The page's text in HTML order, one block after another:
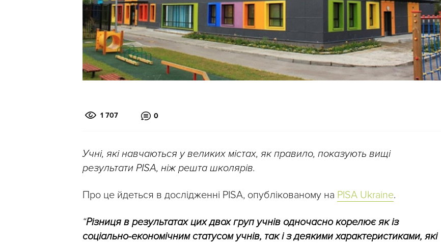
1 707 0
Учні, які навчаються у великих містах, як правило, показують вищі
результати PISA, ніж решта школярів.
Про це йдеться в дослідженні PISA, опублікованому на PISA Ukraine.
“Різниця в результатах цих двох груп учнів одночасно корелює як із
соціально-економічним статусом учнів, так і з деякими характеристиками, які